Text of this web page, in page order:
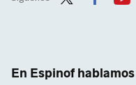
En Espinof